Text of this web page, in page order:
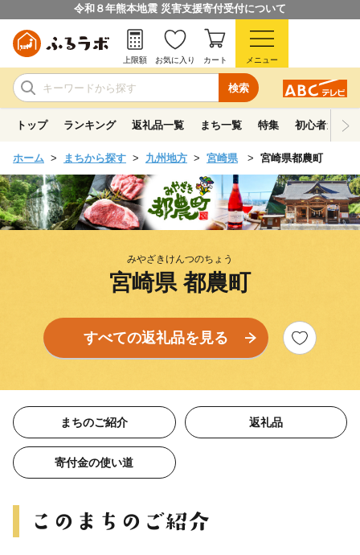
令和８年熊本地震 災害支援寄付受付について
検索
上限額 お気に入り カート メニュー
トップ ランキング 返礼品一覧 まち一覧 特集 初心者ガイド
ホーム まちから探す 九州地方 宮崎県 宮崎県都農町
みやざきけんつのちょう
宮崎県 都農町
すべての返礼品を見る
まちのご紹介 返礼品
寄付金の使い道